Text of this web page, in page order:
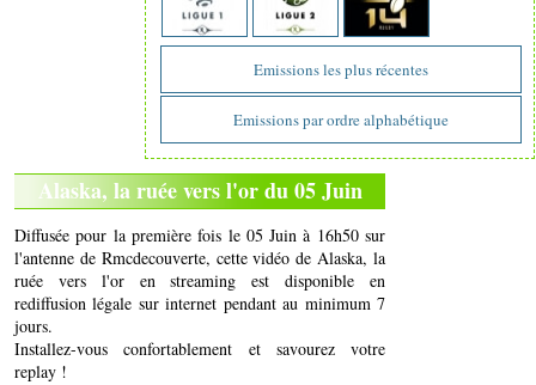
Emissions les plus récentes
Emissions par ordre alphabétique
Alaska, la ruée vers l'or du 05 Juin
Diffusée pour la première fois le 05 Juin à 16h50 sur
l'antenne de Rmcdecouverte, cette vidéo de Alaska, la
ruée vers l'or en streaming est disponible en
rediffusion légale sur internet pendant au minimum 7
jours.
Installez-vous confortablement et savourez votre
replay !